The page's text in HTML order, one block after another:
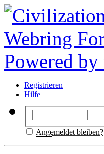
Registrieren
Hilfe
Angemeldet bleiben?